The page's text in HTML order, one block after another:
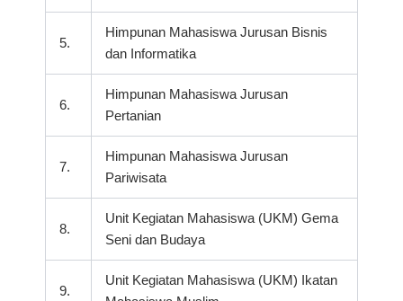
5.
Himpunan Mahasiswa Jurusan Bisnis
dan Informatika
6.
Himpunan Mahasiswa Jurusan
Pertanian
7.
Himpunan Mahasiswa Jurusan
Pariwisata
8.
Unit Kegiatan Mahasiswa (UKM) Gema
Seni dan Budaya
9.
Unit Kegiatan Mahasiswa (UKM) Ikatan